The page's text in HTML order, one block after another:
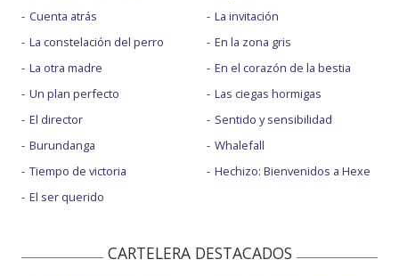
Cuenta atrás
La constelación del perro
La otra madre
Un plan perfecto
El director
Burundanga
Tiempo de victoria
El ser querido
La invitación
En la zona gris
En el corazón de la bestia
Las ciegas hormigas
Sentido y sensibilidad
Whalefall
Hechizo: Bienvenidos a Hexe
CARTELERA DESTACADOS